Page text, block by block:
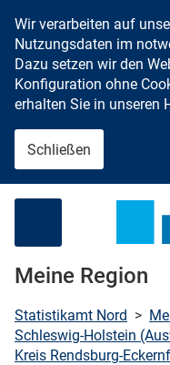
Wir verarbeiten auf
Nutzungsdaten im
Dazu setzen wir den
Konfiguration ohne
erhalten Sie in unseren
Schließen
Meine Region
Statistikamt Nord >
Schleswig-Holstein
Kreis Rendsburg-